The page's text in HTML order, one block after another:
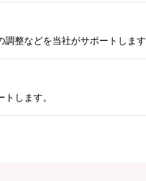
整などを当社がサポートします
します。